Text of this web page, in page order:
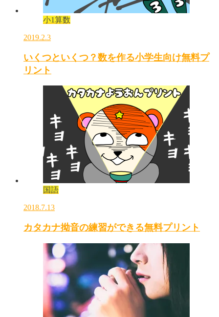
小1算数
2019.2.3
いくつといくつ？数を作る小学生向け無料プ
リント
国語
2018.7.13
カタカナ拗音の練習ができる無料プリント